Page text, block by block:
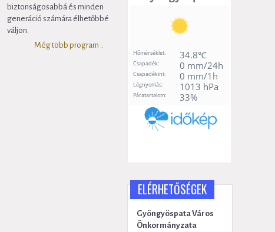
biztonságosabbá és minden
generáció számára élhetőbbé
váljon.
Még több program ::
ELÉRHETŐSÉGEK
Gyöngyöspata Város
Önkormányzata